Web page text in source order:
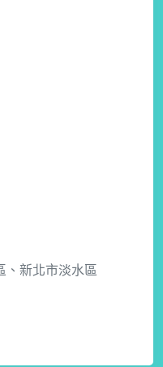
、新北市淡水區